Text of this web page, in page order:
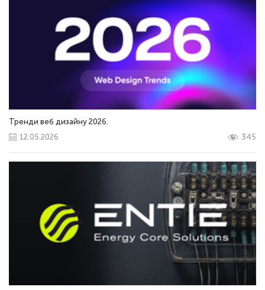
Тренди веб дизайну 2026.
12.05.2026
345